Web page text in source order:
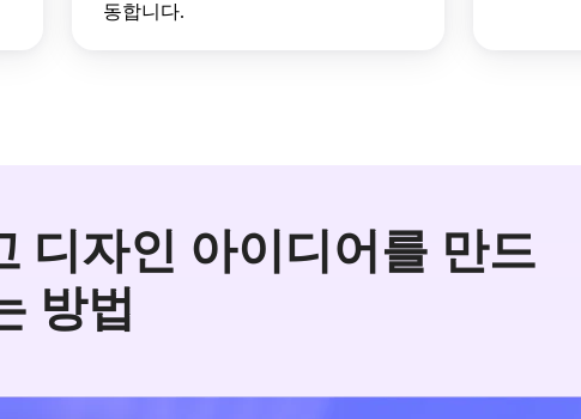
동합니다.
디자인 아이디어를 만드
방법